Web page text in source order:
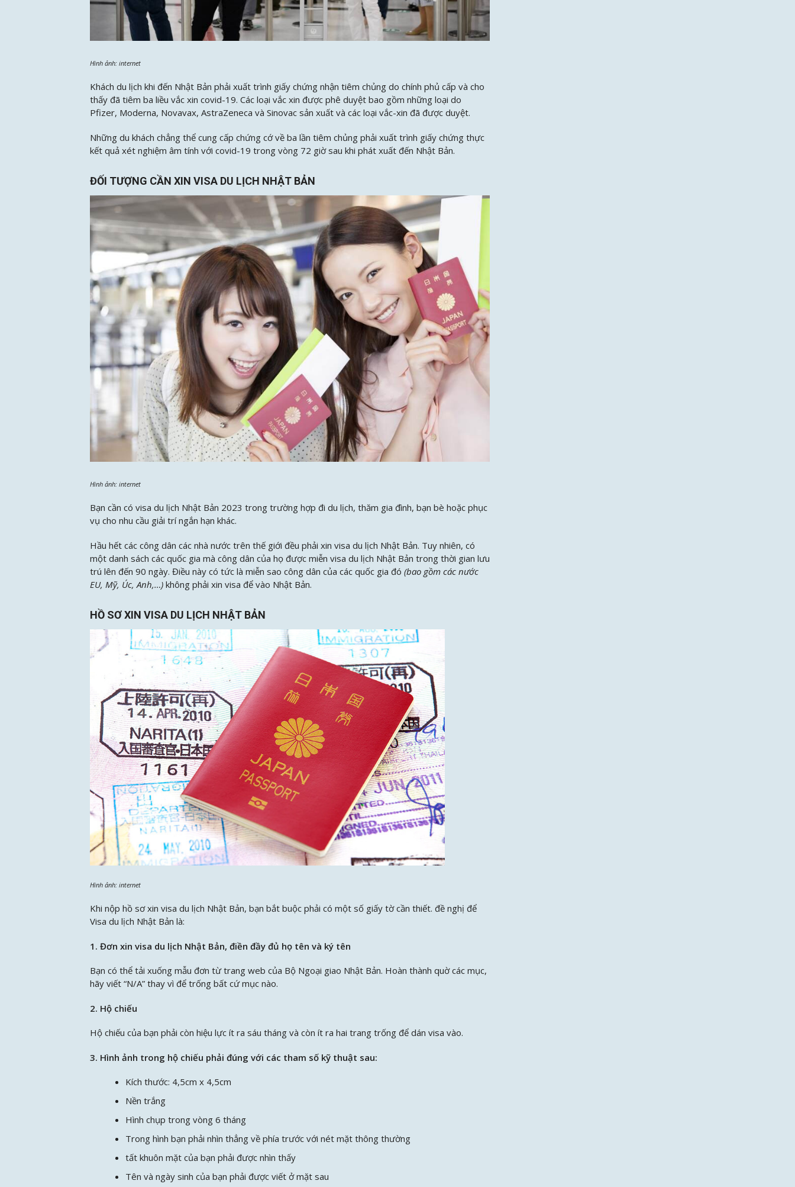
Hình ảnh: internet
Khách du lịch khi đến Nhật Bản phải xuất trình giấy chứng nhận tiêm chủng do chính phủ cấp và cho
thấy đã tiêm ba liều vắc xin covid-19. Các loại vắc xin được phê duyệt bao gồm những loại do
Pfizer, Moderna, Novavax, AstraZeneca và Sinovac sản xuất và các loại vắc-xin đã được duyệt.
Những du khách chẳng thể cung cấp chứng cớ về ba lần tiêm chủng phải xuất trình giấy chứng thực
kết quả xét nghiệm âm tính với covid-19 trong vòng 72 giờ sau khi phát xuất đến Nhật Bản.
ĐỐI TƯỢNG CẦN XIN VISA DU LỊCH NHẬT BẢN
Hình ảnh: internet
Bạn cần có visa du lịch Nhật Bản 2023 trong trường hợp đi du lịch, thăm gia đình, bạn bè hoặc phục
vụ cho nhu cầu giải trí ngắn hạn khác.
Hầu hết các công dân các nhà nước trên thế giới đều phải xin visa du lịch Nhật Bản. Tuy nhiên, có
một danh sách các quốc gia mà công dân của họ được miễn visa du lịch Nhật Bản trong thời gian lưu
trú lên đến 90 ngày. Điều này có tức là miễn sao công dân của các quốc gia đó (bao gồm các nước
EU, Mỹ, Úc, Anh,…) không phải xin visa để vào Nhật Bản.
HỒ SƠ XIN VISA DU LỊCH NHẬT BẢN
Hình ảnh: internet
Khi nộp hồ sơ xin visa du lịch Nhật Bản, bạn bắt buộc phải có một số giấy tờ cần thiết. đề nghị để
Visa du lịch Nhật Bản là:
1. Đơn xin visa du lịch Nhật Bản, điền đầy đủ họ tên và ký tên
Bạn có thể tải xuống mẫu đơn từ trang web của Bộ Ngoại giao Nhật Bản. Hoàn thành quờ các mục,
hãy viết “N/A” thay vì để trống bất cứ mục nào.
2. Hộ chiếu
Hộ chiếu của bạn phải còn hiệu lực ít ra sáu tháng và còn ít ra hai trang trống để dán visa vào.
3. Hình ảnh trong hộ chiếu phải đúng với các tham số kỹ thuật sau:
Kích thước: 4,5cm x 4,5cm
Nền trắng
Hình chụp trong vòng 6 tháng
Trong hình bạn phải nhìn thẳng về phía trước với nét mặt thông thường
tất khuôn mặt của bạn phải được nhìn thấy
Tên và ngày sinh của bạn phải được viết ở mặt sau